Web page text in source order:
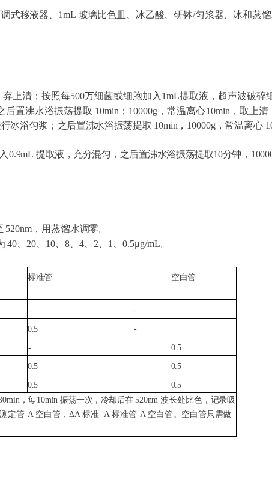
式移液器、 1mL 玻璃比色皿、冰乙酸、研钵/匀浆器、冰和蒸馏
上清；按照每500万细菌或细胞加入1mL提取液，超声波破碎
后置沸水浴振荡提取 10min；10000g，常温离心 10min，取上清
冰浴匀浆；之后置沸水浴振荡提取 10min，10000g，常温离心
0.9mL 提取液，充分混匀，之后置沸水浴振荡提取10分钟，
520nm ，用蒸馏水调零。
40、20、10、8、4、2、1、0.5μg/mL。
标准管 空白管
-- -
0.5 -
- 0.5
0.5 0.5
0.5
0.5
，每 10min 振荡一次，冷却后在 520nm 波长处比色， 记录吸
测定管-A 空白管，ΔA标准=A标准管-A 空白管。空白管只需做